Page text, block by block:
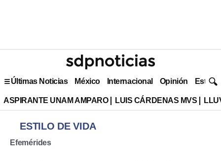
Últimas Noticias México Internacional Opinión Estilo
ASPIRANTE UNAM AMPARO LUIS CÁRDENAS MVS
ESTILO DE VIDA
Efemérides